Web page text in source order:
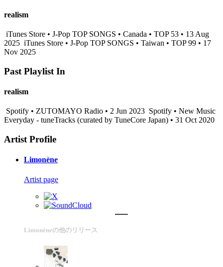
realism
iTunes Store • J-Pop TOP SONGS • Canada • TOP 53 • 13 Aug
2025 iTunes Store • J-Pop TOP SONGS • Taiwan • TOP 99 • 17
Nov 2025
Past Playlist In
realism
Spotify • ZUTOMAYO Radio • 2 Jun 2023 Spotify • New Music
Everyday - tuneTracks (curated by TuneCore Japan) • 31 Oct 2020
Artist Profile
Limonène
Artist page
Limonèneの他のリリース